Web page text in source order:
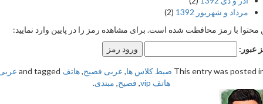
مرداد و شهریور 1392
(2)
با رمز محافظت شده است. برای مشاهده رمز را در پایین وارد نمایید:
This entry wasضبط کلاس ها ,عربی فصیح,هاتفand tagged
عربی
هاتف vip
,فصیح,مبتدی.